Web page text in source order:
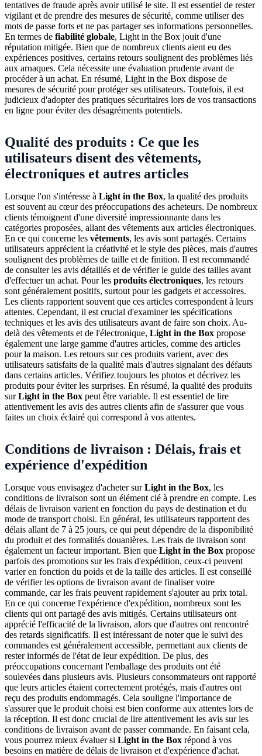
tentatives de fraude après avoir utilisé le site. Il est essentiel de rester
vigilant et de prendre des mesures de sécurité, comme utiliser des
mots de passe forts et ne pas partager ses informations personnelles.
En termes de fiabilité globale, Light in the Box jouit d'une
réputation mitigée. Bien que de nombreux clients aient eu des
expériences positives, certains retours soulignent des problèmes liés
aux arnaques. Cela nécessite une évaluation prudente avant de
procéder à un achat. En résumé, Light in the Box dispose de
mesures de sécurité pour protéger ses utilisateurs. Toutefois, il est
judicieux d'adopter des pratiques sécuritaires lors de vos transactions
en ligne pour éviter des désagréments potentiels.
Qualité des produits : Ce que les
utilisateurs disent des vêtements,
électroniques et autres articles
Lorsque l'on s'intéresse à Light in the Box, la qualité des produits
est souvent au cœur des préoccupations des acheteurs. De nombreux
clients témoignent d'une diversité impressionnante dans les
catégories proposées, allant des vêtements aux articles électroniques.
En ce qui concerne les vêtements, les avis sont partagés. Certains
utilisateurs apprécient la créativité et le style des pièces, mais d'autres
soulignent des problèmes de taille et de finition. Il est recommandé
de consulter les avis détaillés et de vérifier le guide des tailles avant
d'effectuer un achat. Pour les produits électroniques, les retours
sont généralement positifs, surtout pour les gadgets et accessoires.
Les clients rapportent souvent que ces articles correspondent à leurs
attentes. Cependant, il est crucial d'examiner les spécifications
techniques et les avis des utilisateurs avant de faire son choix. Au-
delà des vêtements et de l'électronique, Light in the Box propose
également une large gamme d'autres articles, comme des articles
pour la maison. Les retours sur ces produits varient, avec des
utilisateurs satisfaits de la qualité mais d'autres signalant des défauts
dans certains articles. Vérifiez toujours les photos et décrivez les
produits pour éviter les surprises. En résumé, la qualité des produits
surLight in the Box peut être variable. Il est essentiel de lire
attentivement les avis des autres clients afin de s'assurer que vous
faites un choix éclairé qui correspond à vos attentes.
Conditions de livraison : Délais, frais et
expérience d'expédition
Lorsque vous envisagez d'acheter surLight in the Box, les
conditions de livraison sont un élément clé à prendre en compte. Les
délais de livraison varient en fonction du pays de destination et du
mode de transport choisi. En général, les utilisateurs rapportent des
délais allant de 7 à 25 jours, ce qui peut dépendre de la disponibilité
du produit et des formalités douanières. Les frais de livraison sont
également un facteur important. Bien que Light in the Box propose
parfois des promotions sur les frais d'expédition, ceux-ci peuvent
varier en fonction du poids et de la taille des articles. Il est conseillé
de vérifier les options de livraison avant de finaliser votre
commande, car les frais peuvent rapidement s'ajouter au prix total.
En ce qui concerne l'expérience d'expédition, nombreux sont les
clients qui ont partagé des avis mitigés. Certains utilisateurs ont
apprécié l'efficacité de la livraison, alors que d'autres ont rencontré
des retards significatifs. Il est intéressant de noter que le suivi des
commandes est généralement accessible, permettant aux clients de
rester informés de l'état de leur expédition. De plus, des
préoccupations concernant l'emballage des produits ont été
soulevées dans plusieurs avis. Plusieurs consommateurs ont rapporté
que leurs articles étaient correctement protégés, mais d'autres ont
reçu des produits endommagés. Cela souligne l'importance de
s'assurer que le produit choisi est bien conforme aux attentes lors de
la réception. Il est donc crucial de lire attentivement les avis sur les
conditions de livraison avant de passer commande. En faisant cela,
vous pourrez mieux évaluer si Light in the Box répond à vos
besoins en matière de délais de livraison et d'expérience d'achat.